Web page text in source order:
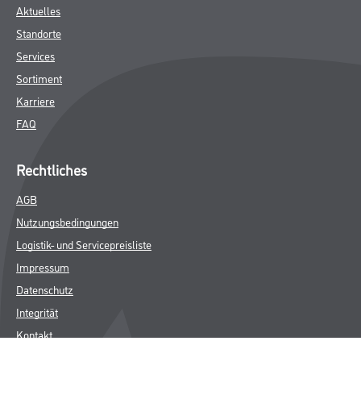
Aktuelles
Standorte
Services
Sortiment
Karriere
FAQ
Rechtliches
AGB
Nutzungsbedingungen
Logistik- und Servicepreisliste
Impressum
Datenschutz
Integrität
Kontakt